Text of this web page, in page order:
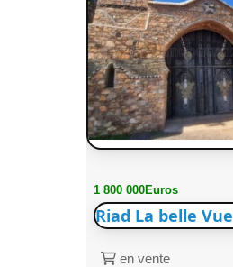
1 800 000Euros
Riad La belle Vue
en vente